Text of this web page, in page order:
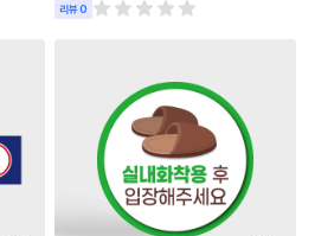
리뷰 0